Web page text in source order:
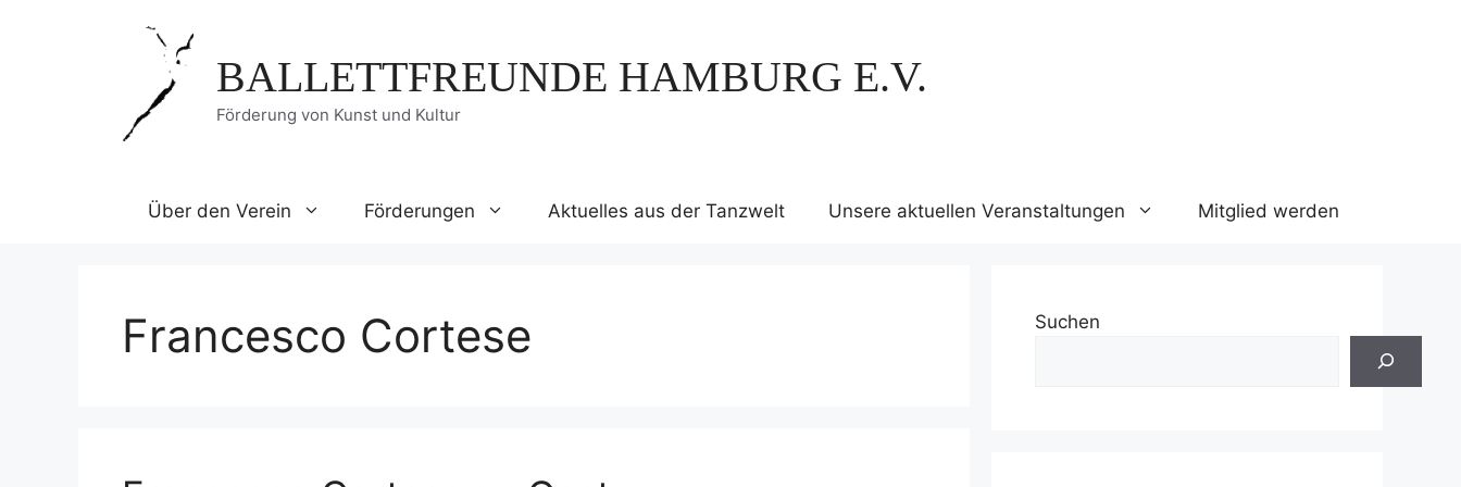
BALLETTFREUNDE HAMBURG E.V.
Förderung von Kunst und Kultur
Über den Verein Förderungen Aktuelles aus der Tanzwelt Unsere aktuellen Veranstaltungen Mitglied werden
Francesco Cortese Suchen